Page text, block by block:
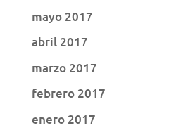
mayo 2017
abril 2017
marzo 2017
febrero 2017
enero 2017